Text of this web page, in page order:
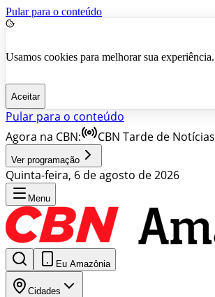
Pular para o conteúdo
Usamos cookies para melhorar sua experiência.
Aceitar
Pular para o conteúdo
Agora na CBN:
CBN Tarde de Notícias
Ver programação
Quinta-feira, 6 de agosto de 2026
Menu
Eu Amazônia
Cidades